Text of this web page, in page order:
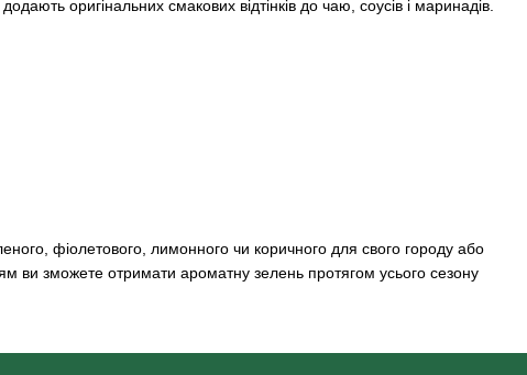
оригінальних смакових відтінків до чаю, соусів і маринадів.
фіолетового, лимонного чи коричного для свого городу або
ви зможете отримати ароматну зелень протягом усього сезону